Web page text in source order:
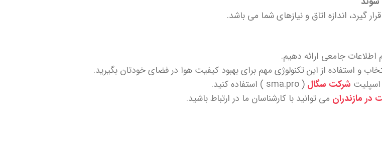
گیرد، اندازه اتاق و نیازهای شما می باشد.
اطلاعات جامعی ارائه دهیم.
و استفاده از این تکنولوژی مهم برای بهبود کیفیت هوا در فضای خودتان بگیرید.
شرکت سگال ( sma.pro ) استفاده کنید.
در مازندران می توانید با کارشناسان ما در ارتباط باشید.